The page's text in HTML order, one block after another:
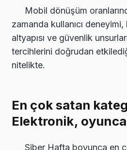
Mobil dönüşüm
zamanda kullanıcı deneyimi,
altyapısı ve güvenlik
tercihlerini doğrudan
nitelikte.
En çok satan
Elektronik,
Siber Hafta boyunca en